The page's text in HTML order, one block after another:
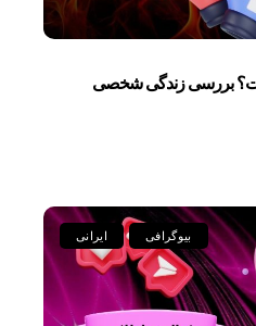
بررسی زندگی شخصی
ایرانی بیوگرافی